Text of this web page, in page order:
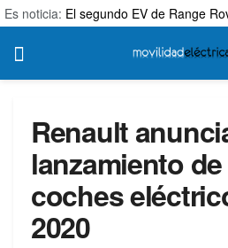
Es noticia: El segundo EV de Range
Renault
lanzamiento
coches
2020